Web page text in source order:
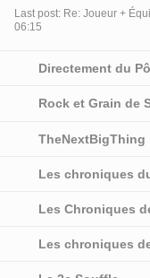
Last post: Re: Joueur +
06:15
Directement du
Rock et Grain de
TheNextBigThing
Les chroniques
Les Chroniques
Les chroniques